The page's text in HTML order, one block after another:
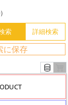
に保存